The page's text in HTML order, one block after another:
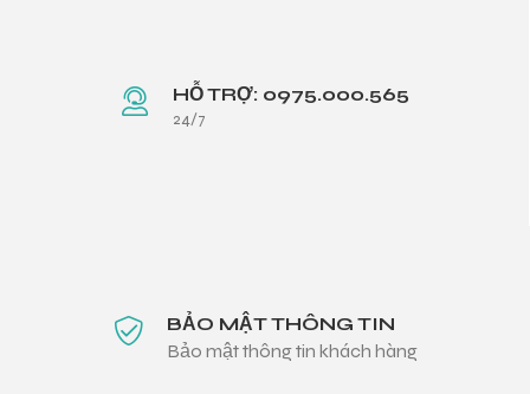
HỖ TRỢ: 0975.000.565
24/7
BẢO MẬT THÔNG TIN
Bảo mật thông tin khách hàng